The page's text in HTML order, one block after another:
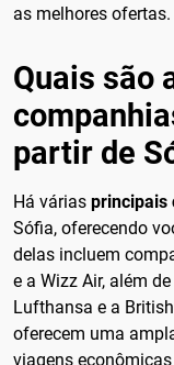
as melhores ofertas.
Quais são
partir de
Há várias principais
Sófia, oferecendo
delas incluem
e a Wizz Air, além
Lufthansa e a
oferecem uma
viagens